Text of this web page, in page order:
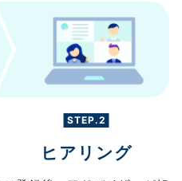
STEP.2
ヒアリング